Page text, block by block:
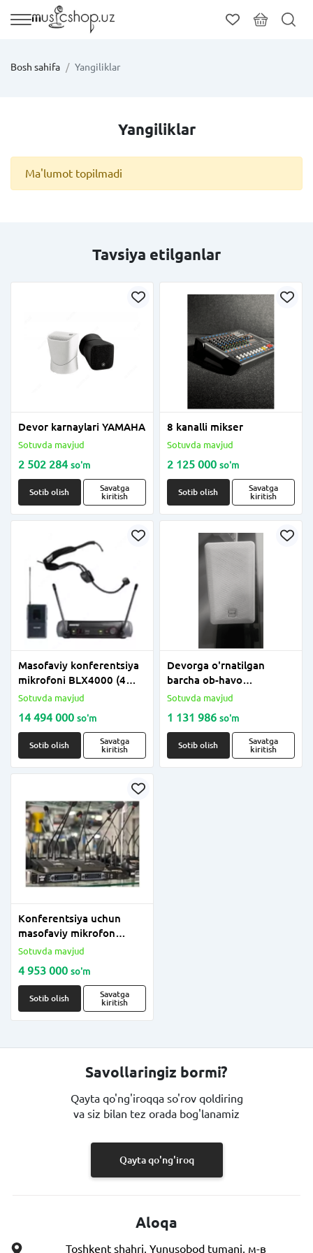
Bosh sahifa Yangiliklar
Yangiliklar
Ma'lumot topilmadi
Tavsiya etilganlar
Devor karnaylari YAMAHA
Sotuvda mavjud
2 502 284 so'm
Sotib olish
Savatga
kiritish
8 kanalli mikser
Sotuvda mavjud
2 125 000 so'm
Sotib olish
Savatga
kiritish
Masofaviy konferentsiya
mikrofoni BLX4000 (4
mikrofon kiritilgan)
Sotuvda mavjud
14 494 000 so'm
Sotib olish
Savatga
kiritish
Devorga o'rnatilgan
barcha ob-havo
dinamiklari INTERM 40-80
Sotuvda mavjud
1 131 986 so'm
Sotib olish
Savatga
kiritish
Konferentsiya uchun
masofaviy mikrofon
(mikrofonning 4 dona
modeli; GLORIK GM-393
Sotuvda mavjud
4 953 000 so'm
Sotib olish
Savatga
kiritish
Savollaringiz bormi?
Qayta qo'ng'iroqqa so'rov qoldiring
va siz bilan tez orada bog'lanamiz
Qayta qo'ng'iroq
Aloqa
Toshkent shahri, Yunusobod tumani, м-в